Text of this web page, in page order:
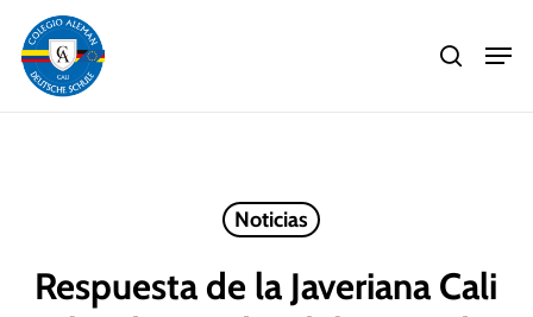
main
content
search
Noticias
Respuesta de la Javeriana Cali